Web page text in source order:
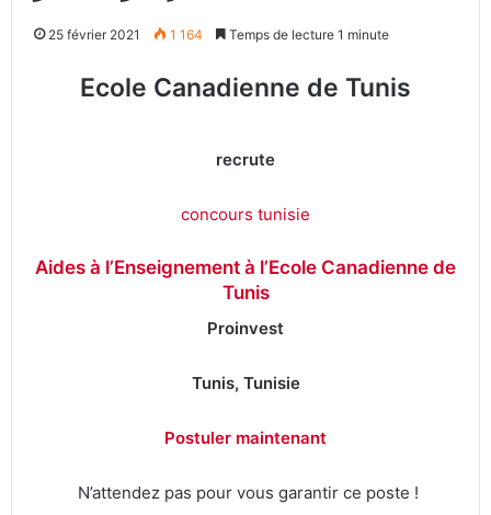
25 février 2021 1 164 Temps de lecture 1 minute
Ecole Canadienne de Tunis
recrute
concours tunisie
Aides à l’Enseignement à l’Ecole Canadienne de
Tunis
Proinvest
Tunis, Tunisie
Postuler maintenant
N’attendez pas pour vous garantir ce poste !